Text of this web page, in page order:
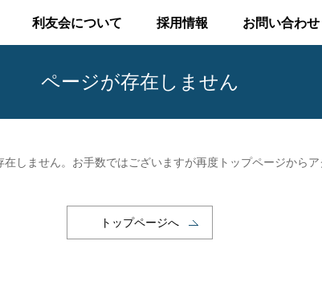
利友会について 採用情報 お問い合わせ
ページが存在しません
在しません。お手数ではございますが再度トップページから
トップページへ